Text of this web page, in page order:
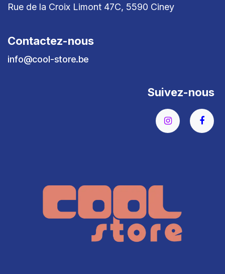
Rue de la Croix Limont 47C, 5590 Ciney
Contactez-nous
info@cool-store.be
Suivez-nous